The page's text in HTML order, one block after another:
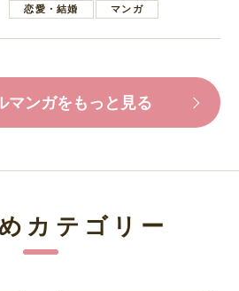
恋愛・結婚
マンガ
マンガをもっと見る
カテゴリー